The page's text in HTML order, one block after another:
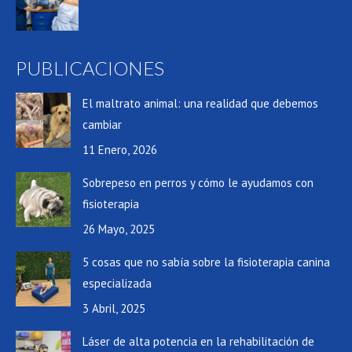
PUBLICACIONES
El maltrato animal: una realidad que debemos
cambiar
11 Enero, 2026
Sobrepeso en perros y cómo le ayudamos con
fisioterapia
26 Mayo, 2025
5 cosas que no sabía sobre la fisioterapia canina
especializada
3 Abril, 2025
Láser de alta potencia en la rehabilitación de